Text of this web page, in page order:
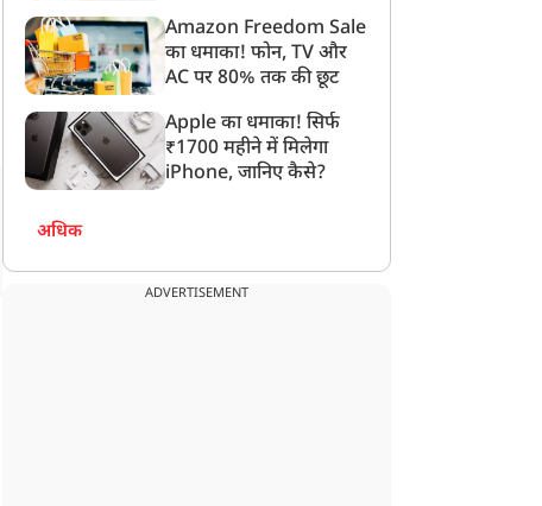
लगाई फटकार
Amazon Freedom Sale
का धमाका! फोन, TV और
AC पर 80% तक की छूट
Apple का धमाका! सिर्फ
₹1700 महीने में मिलेगा
iPhone, जानिए कैसे?
अधिक
ADVERTISEMENT